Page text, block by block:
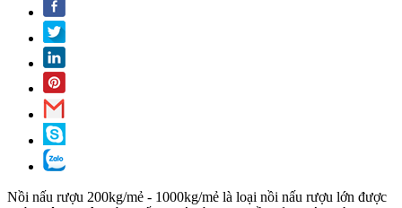
Nồi nấu rượu 200kg/mẻ - 1000kg/mẻ là loại nồi nấu rượu lớn được